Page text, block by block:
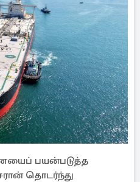
பயன்படுத்த
தொடர்ந்து